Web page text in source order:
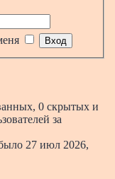
0 скрытых и
за
27 июл 2026,